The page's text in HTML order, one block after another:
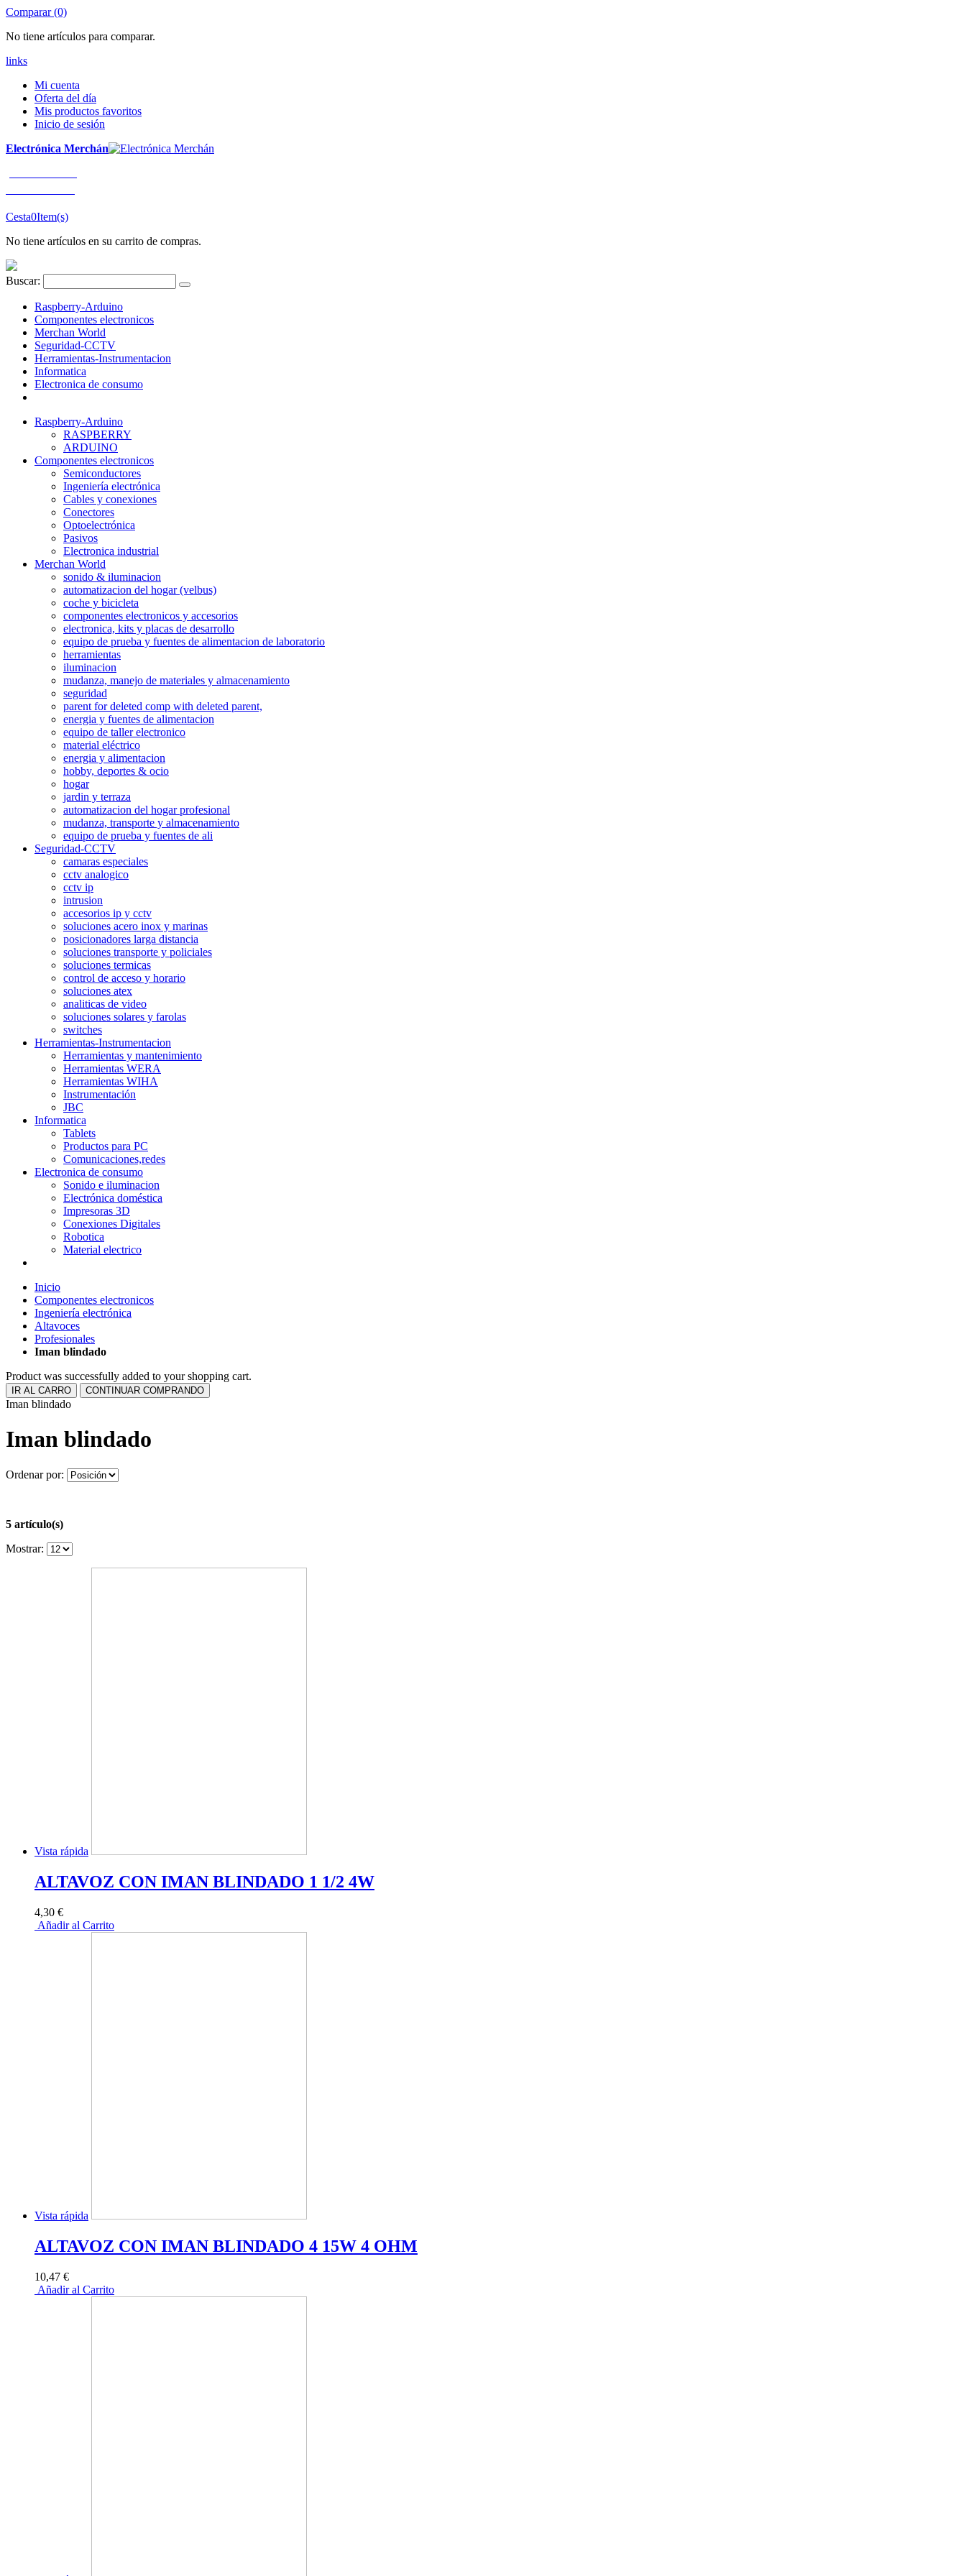
Comparar (0)
No tiene artículos para comparar.
links
Mi cuenta
Oferta del día
Mis productos favoritos
Inicio de sesión
Electrónica Merchán
Cesta0Item(s)
No tiene artículos en su carrito de compras.
Buscar:
Raspberry-Arduino
Componentes electronicos
Merchan World
Seguridad-CCTV
Herramientas-Instrumentacion
Informatica
Electronica de consumo
Raspberry-Arduino
RASPBERRY
ARDUINO
Componentes electronicos
Semiconductores
Ingeniería electrónica
Cables y conexiones
Conectores
Optoelectrónica
Pasivos
Electronica industrial
Merchan World
sonido & iluminacion
automatizacion del hogar (velbus)
coche y bicicleta
componentes electronicos y accesorios
electronica, kits y placas de desarrollo
equipo de prueba y fuentes de alimentacion de laboratorio
herramientas
iluminacion
mudanza, manejo de materiales y almacenamiento
seguridad
parent for deleted comp with deleted parent,
energia y fuentes de alimentacion
equipo de taller electronico
material eléctrico
energia y alimentacion
hobby, deportes & ocio
hogar
jardin y terraza
automatizacion del hogar profesional
mudanza, transporte y almacenamiento
equipo de prueba y fuentes de ali
Seguridad-CCTV
camaras especiales
cctv analogico
cctv ip
intrusion
accesorios ip y cctv
soluciones acero inox y marinas
posicionadores larga distancia
soluciones transporte y policiales
soluciones termicas
control de acceso y horario
soluciones atex
analiticas de video
soluciones solares y farolas
switches
Herramientas-Instrumentacion
Herramientas y mantenimiento
Herramientas WERA
Herramientas WIHA
Instrumentación
JBC
Informatica
Tablets
Productos para PC
Comunicaciones,redes
Electronica de consumo
Sonido e iluminacion
Electrónica doméstica
Impresoras 3D
Conexiones Digitales
Robotica
Material electrico
Inicio
Componentes electronicos
Ingeniería electrónica
Altavoces
Profesionales
Iman blindado
Product was successfully added to your shopping cart.
IR AL CARRO CONTINUAR COMPRANDO
Iman blindado
Iman blindado
Ordenar por:
5 artículo(s)
Mostrar:
Vista rápida
ALTAVOZ CON IMAN BLINDADO 1 1/2 4W
4,30 €
Añadir al Carrito
Vista rápida
ALTAVOZ CON IMAN BLINDADO 4 15W 4 OHM
10,47 €
Añadir al Carrito